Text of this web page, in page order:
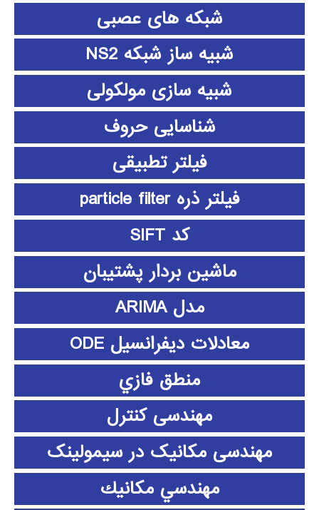
شبکه های عصبی
شبیه ساز شبکه NS2
شبیه سازی مولکولی
شناسایی حروف
فیلتر تطبیقی
فیلتر ذره particle filter
کد SIFT
ماشین بردار پشتیبان
مدل ARIMA
معادلات دیفرانسیل ODE
منطق فازي
مهندسی کنترل
مهندسی مکانیک در سیمولینک
مهندسي مكانيك